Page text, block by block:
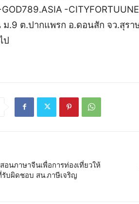
-
ม.9 ต.ปากแพรก อ.ดอนสัก จว.สุรา
ป
อนภาษาจีนเพื่อการท่องเที่ยวให้
บผิดชอบ สน.ภาษีเจริญ